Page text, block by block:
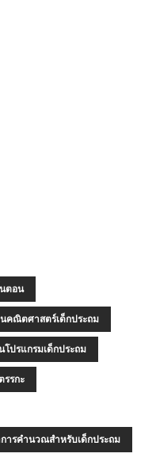
ตอน
คณิตศาสตร์เด็กประถม
โปรแกรมเด็กประถม
รรกะ
ารคำนวณสำหรับเด็กประถม